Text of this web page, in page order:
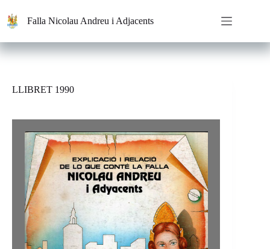
contenido
Falla Nicolau Andreu i Adjacents
LLIBRET 1990